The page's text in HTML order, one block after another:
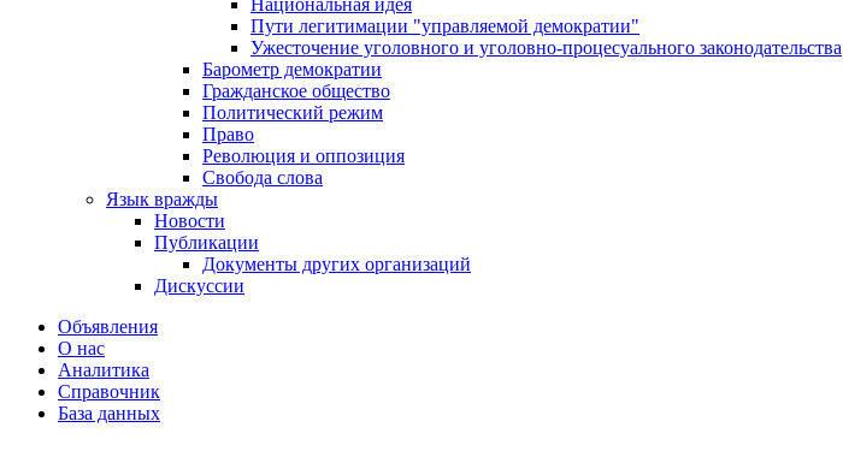
Национальная идея
Пути легитимации "управляемой демократии"
Ужесточение уголовного и уголовно-процесуального законодательства
Барометр демократии
Гражданское общество
Политический режим
Право
Революция и оппозиция
Свобода слова
Язык вражды
Новости
Публикации
Документы других организаций
Дискуссии
Объявления
О нас
Аналитика
Справочник
База данных